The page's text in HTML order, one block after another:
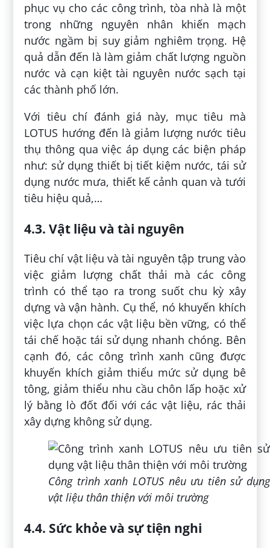
phục vụ cho các công trình, tòa nhà là một
trong những nguyên nhân khiến mạch
nước ngầm bị suy giảm nghiêm trọng. Hệ
quả dẫn đến là làm giảm chất lượng nguồn
nước và cạn kiệt tài nguyên nước sạch tại
các thành phố lớn.
Với tiêu chí đánh giá này, mục tiêu mà
LOTUS hướng đến là giảm lượng nước tiêu
thụ thông qua việc áp dụng các biện pháp
như: sử dụng thiết bị tiết kiệm nước, tái sử
dụng nước mưa, thiết kế cảnh quan và tưới
tiêu hiệu quả,…
4.3. Vật liệu và tài nguyên
Tiêu chí vật liệu và tài nguyên tập trung vào
việc giảm lượng chất thải mà các công
trình có thể tạo ra trong suốt chu kỳ xây
dựng và vận hành. Cụ thể, nó khuyến khích
việc lựa chọn các vật liệu bền vững, có thể
tái chế hoặc tái sử dụng nhanh chóng. Bên
cạnh đó, các công trình xanh cũng được
khuyến khích giảm thiểu mức sử dụng bê
tông, giảm thiểu nhu cầu chôn lấp hoặc xử
lý bằng lò đốt đối với các vật liệu, rác thải
xây dựng không sử dụng.
Công trình xanh LOTUS nêu ưu tiên sử dụng
vật liệu thân thiện với môi trường
4.4. Sức khỏe và sự tiện nghi